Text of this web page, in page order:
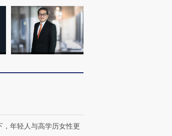
，年轻人与高学历女性更